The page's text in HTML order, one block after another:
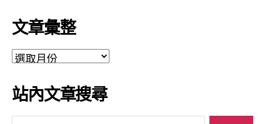
文章彙整
文
彙
整
站內文章搜尋